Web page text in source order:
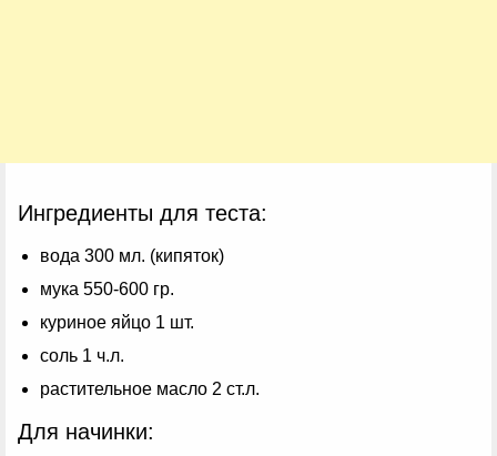
Ингредиенты для теста:
вода 300 мл. (кипяток)
мука 550-600 гр.
куриное яйцо 1 шт.
соль 1 ч.л.
растительное масло 2 ст.л.
Для начинки: